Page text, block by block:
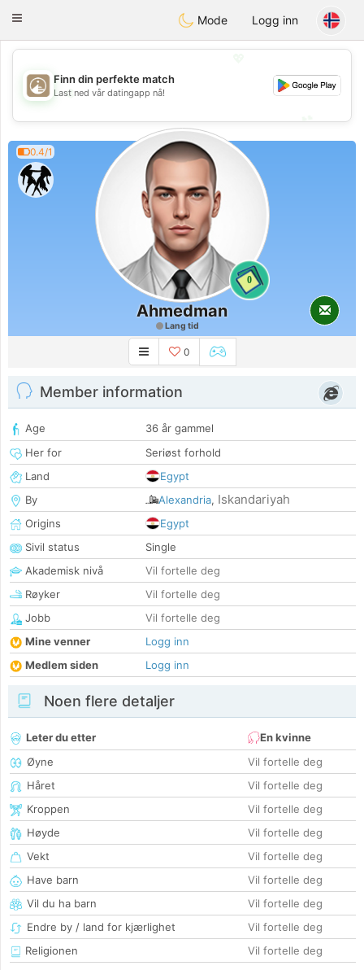
ahebik
Toggle
Mode Logg inn
💖
💕
Finn din perfekte match
Last ned vår datingapp nå!
0.4/1
0
Ahmedman
Lang tid
0
Member information
Age
36 år gammel
Her for
Seriøst forhold
Land
Egypt
By
Alexandria, Iskandariyah
Origins
Egypt
Sivil status
Single
Akademisk nivå
Vil fortelle deg
Røyker
Vil fortelle deg
Jobb
Vil fortelle deg
Mine venner
Logg inn
Medlem siden
Logg inn
Noen flere detaljer
Leter du etter
En kvinne
Øyne
Vil fortelle deg
Håret
Vil fortelle deg
Kroppen
Vil fortelle deg
Høyde
Vil fortelle deg
Vekt
Vil fortelle deg
Have barn
Vil fortelle deg
Vil du ha barn
Vil fortelle deg
Endre by / land for kjærlighet
Vil fortelle deg
Religionen
Vil fortelle deg